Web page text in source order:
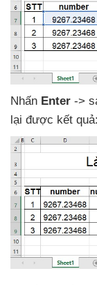
Nhấn Enter ->
lại được kết quả: